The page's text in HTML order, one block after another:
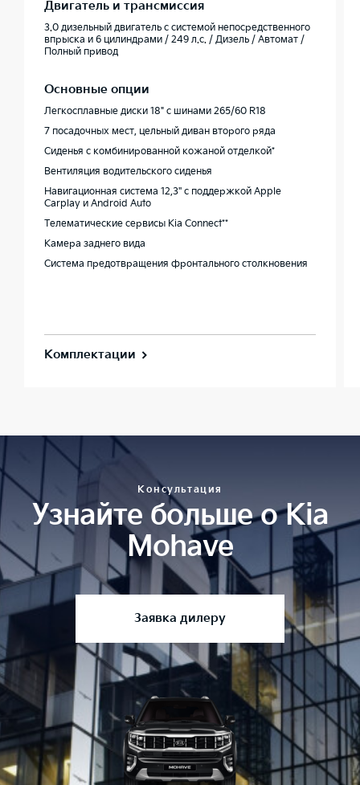
Двигатель и трансмиссия
3.0 дизельный двигатель с системой непосредственного
впрыска и 6 цилиндрами / 249 л.с. / Дизель / Автомат /
Полный привод
Основные опции
Легкосплавные диски 18" с шинами 265/60 R18
7 посадочных мест, цельный диван второго ряда
Сиденья с комбинированной кожаной отделкой*
Вентиляция водительского сиденья
Навигационная система 12,3'' с поддержкой Apple
Carplay и Android Auto
Телематические сервисы Kia Connect**
Камера заднего вида
Система предотвращения фронтального столкновения
Комплектации
Консультация
Узнайте больше о Kia
Mohave
Заявка дилеру